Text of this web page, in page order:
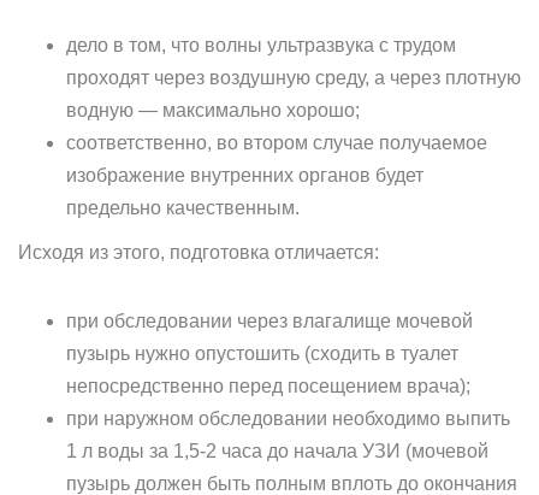
дело в том, что волны ультразвука с трудом
проходят через воздушную среду, а через плотную
водную — максимально хорошо;
соответственно, во втором случае получаемое
изображение внутренних органов будет
предельно качественным.
Исходя из этого, подготовка отличается:
при обследовании через влагалище мочевой
пузырь нужно опустошить (сходить в туалет
непосредственно перед посещением врача);
при наружном обследовании необходимо выпить
1 л воды за 1,5-2 часа до начала УЗИ (мочевой
пузырь должен быть полным вплоть до окончания